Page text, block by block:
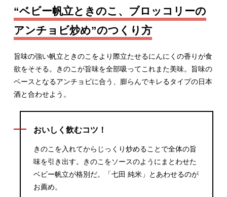
“ベビー帆立ときのこ、ブロッコリーの
アンチョビ炒め”のつくり方
旨味の強い帆立ときのこをより際立たせるにんにくの香りが食
欲をそそる。きのこが旨味を全部吸ってこれまた美味。旨味の
ベースとなるアンチョビに合う、膨らんでキレるタイプの日本
酒と合わせよう。
おいしく飲むコツ！
きのこを入れてからじっくり炒めることで全体の旨
味を引き出す。きのこをソースのようにまとわせた
ベビー帆立が格別だ。「七田 純米」とあわせるのが
お薦め。